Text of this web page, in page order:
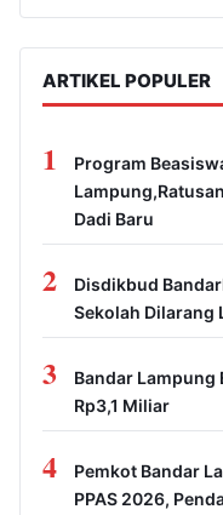
ARTIKEL POPULER
1
Program
Dadi Baru
2
Disdikbud
Sekolah Dilarang
3
Bandar Lampung
Rp3,1 Miliar
4
Pemkot Bandar
PPAS 2026,